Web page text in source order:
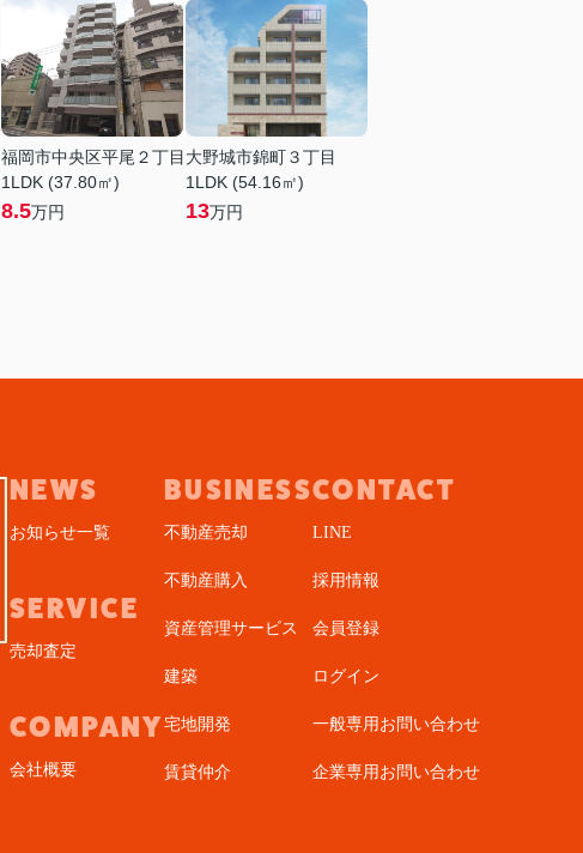
福岡市中央区平尾２丁目
1LDK (37.80㎡)
8.5万円
大野城市錦町３丁目
1LDK (54.16㎡)
13万円
NEWS
お知らせ一覧
SERVICE
売却査定
COMPANY
会社概要
BUSINESS
不動産売却
不動産購入
資産管理サービス
建築
宅地開発
賃貸仲介
CONTACT
LINE
採用情報
会員登録
ログイン
一般専用お問い合わせ
企業専用お問い合わせ